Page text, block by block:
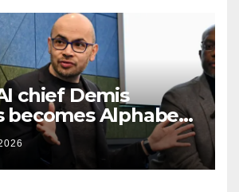
chief Demis
becomes Alphabet
in leadership